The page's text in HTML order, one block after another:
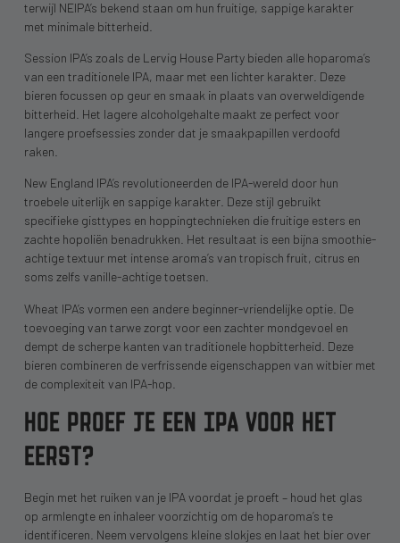
terwijl NEIPA’s bekend staan om hun fruitige, sappige karakter
met minimale bitterheid.
Session IPA’s zoals de Lervig House Party bieden alle hoparoma’s
van een traditionele IPA, maar met een lichter karakter. Deze
bieren focussen op geur en smaak in plaats van overweldigende
bitterheid. Het lagere alcoholgehalte maakt ze perfect voor
langere proefsessies zonder dat je smaakpapillen verdoofd
raken.
New England IPA’s revolutioneerden de IPA-wereld door hun
troebele uiterlijk en sappige karakter. Deze stijl gebruikt
specifieke gisttypes en hoppingtechnieken die fruitige esters en
zachte hopoliën benadrukken. Het resultaat is een bijna smoothie-
achtige textuur met intense aroma’s van tropisch fruit, citrus en
soms zelfs vanille-achtige toetsen.
Wheat IPA’s vormen een andere beginner-vriendelijke optie. De
toevoeging van tarwe zorgt voor een zachter mondgevoel en
dempt de scherpe kanten van traditionele hopbitterheid. Deze
bieren combineren de verfrissende eigenschappen van witbier met
de complexiteit van IPA-hop.
HOE PROEF JE EEN IPA VOOR HET
EERST?
Begin met het ruiken van je IPA voordat je proeft – houd het glas
op armlengte en inhaleer voorzichtig om de hoparoma’s te
identificeren. Neem vervolgens kleine slokjes en laat het bier over